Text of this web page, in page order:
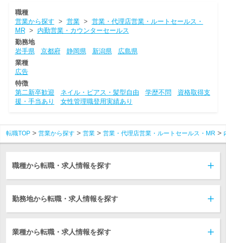
職種
営業から探す > 営業> 営業・代理店営業・ルートセールス・
MR> 内勤営業・カウンターセールス
勤務地
岩手県
京都府 静岡県 新潟県
広島県
業種
広告
特徴
第二新卒歓迎
ネイル・ピアス・髪型自由 学歴不問
資格取得支
援・手当あり
女性管理職登用実績あり
転職TOP 営業から探す 営業 営業・代理店営業・ルートセールス・MR
職種から転職・求人情報を探す
勤務地から転職・求人情報を探す
業種から転職・求人情報を探す